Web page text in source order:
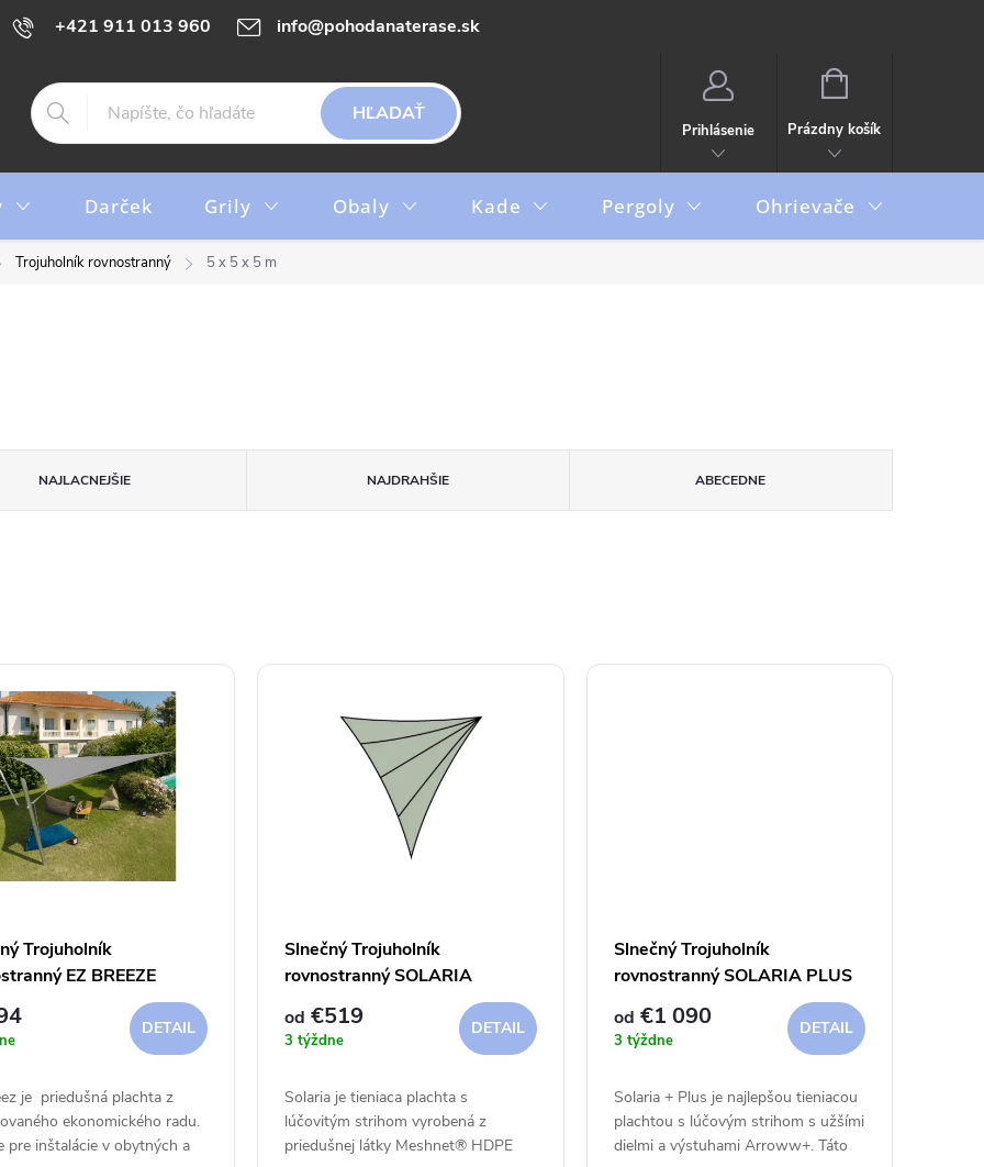
+421 911 013 960 info@pohodanaterase.sk
HĽADAŤ
Prihlásenie
NÁKUPNÝ
Prázdny košík
Darček Grily Obaly Kade Pergoly Ohrievače
Trojuholník rovnostranný 5 x 5 x 5 m
NAJLACNEJŠIE NAJDRAHŠIE ABECEDNE
Trojuholník
EZ BREEZE
DETAIL
je priedušná plachta z
ekonomického radu.
pre inštalácie v obytných a
Slnečný Trojuholník
rovnostranný SOLARIA
60km/h
od €519
3 týždne
DETAIL
Solaria je tieniaca plachta s
lúčovitým strihom vyrobená z
priedušnej látky Meshnet® HDPE
Slnečný Trojuholník
rovnostranný SOLARIA PLUS
80km/h
od €1 090
3 týždne
DETAIL
Solaria + Plus je najlepšou tieniacou
plachtou s lúčovým strihom s užšími
dielmi a výstuhami Arroww+. Táto